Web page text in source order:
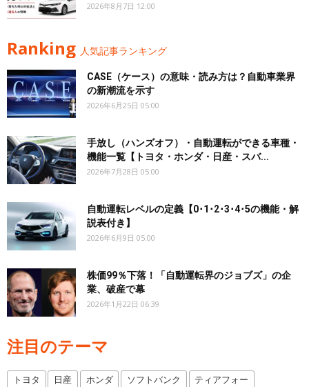
2026年8月7日 12:00
Ranking 人気記事ランキング
CASE（ケース）の意味・読み方は？自動車業界
の新潮流を示す
2026年6月25日 05:00
手放し（ハンズオフ）・自動運転ができる車種・
機能一覧【トヨタ・ホンダ・日産・スバ...
2026年7月28日 05:00
自動運転レベルの定義【0･1･2･3･4･5の機能・解
説表付き】
2026年6月9日 05:00
株価99％下落！「自動運転界のジョブズ」の企
業、破産で幕
2026年1月22日 06:39
注目のテーマ
トヨタ 日産 ホンダ ソフトバンク ティアフォー